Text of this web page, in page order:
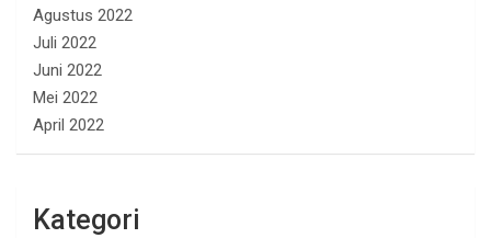
Agustus 2022
Juli 2022
Juni 2022
Mei 2022
April 2022
Kategori